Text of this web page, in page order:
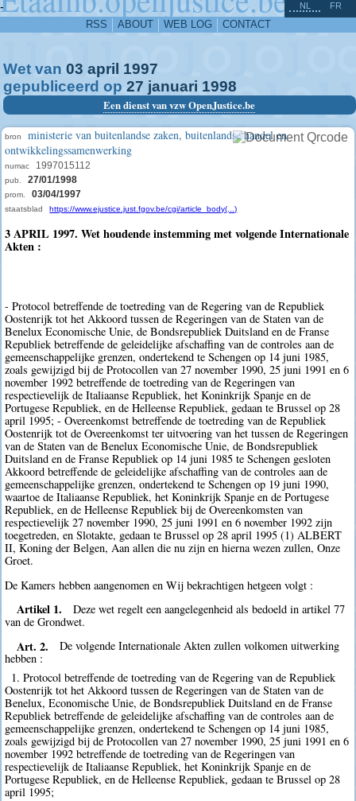
-
RSS ABOUT WEB LOG CONTACT
NL FR
Wet van 03 april 1997
gepubliceerd op 27 januari 1998
Een dienst van vzw OpenJustice.be
bron
ministerie van buitenlandse zaken, buitenlandse handel en
ontwikkelingssamenwerking
numac 1997015112
pub. 27/01/1998
prom. 03/04/1997
staatsblad https://www.ejustice.just.fgov.be/cgi/article_body(...)
3 APRIL 1997. Wet houdende instemming met volgende Internationale
Akten :
- Protocol betreffende de toetreding van de Regering van de Republiek
Oostenrijk tot het Akkoord tussen de Regeringen van de Staten van de
Benelux Economische Unie, de Bondsrepubliek Duitsland en de Franse
Republiek betreffende de geleidelijke afschaffing van de controles aan de
gemeenschappelijke grenzen, ondertekend te Schengen op 14 juni 1985,
zoals gewijzigd bij de Protocollen van 27 november 1990, 25 juni 1991 en 6
november 1992 betreffende de toetreding van de Regeringen van
respectievelijk de Italiaanse Republiek, het Koninkrijk Spanje en de
Portugese Republiek, en de Helleense Republiek, gedaan te Brussel op 28
april 1995; - Overeenkomst betreffende de toetreding van de Republiek
Oostenrijk tot de Overeenkomst ter uitvoering van het tussen de Regeringen
van de Staten van de Benelux Economische Unie, de Bondsrepubliek
Duitsland en de Franse Republiek op 14 juni 1985 te Schengen gesloten
Akkoord betreffende de geleidelijke afschaffing van de controles aan de
gemeenschappelijke grenzen, ondertekend te Schengen op 19 juni 1990,
waartoe de Italiaanse Republiek, het Koninkrijk Spanje en de Portugese
Republiek, en de Helleense Republiek bij de Overeenkomsten van
respectievelijk 27 november 1990, 25 juni 1991 en 6 november 1992 zijn
toegetreden, en Slotakte, gedaan te Brussel op 28 april 1995 (1) ALBERT
II, Koning der Belgen, Aan allen die nu zijn en hierna wezen zullen, Onze
Groet.
De Kamers hebben aangenomen en Wij bekrachtigen hetgeen volgt :
Artikel 1.
Deze wet regelt een aangelegenheid als bedoeld in artikel 77
van de Grondwet.
Art. 2.
De volgende Internationale Akten zullen volkomen uitwerking
hebben :
1. Protocol betreffende de toetreding van de Regering van de Republiek
Oostenrijk tot het Akkoord tussen de Regeringen van de Staten van de
Benelux, Economische Unie, de Bondsrepubliek Duitsland en de Franse
Republiek betreffende de geleidelijke afschaffing van de controles aan de
gemeenschappelijke grenzen, ondertekend te Schengen op 14 juni 1985,
zoals gewijzigd bij de Protocollen van 27 november 1990, 25 juni 1991 en 6
november 1992 betreffende de toetreding van de Regeringen van
respectievelijk de Italiaanse Republiek, het Koninkrijk Spanje en de
Portugese Republiek, en de Helleense Republiek, gedaan te Brussel op 28
april 1995;
^